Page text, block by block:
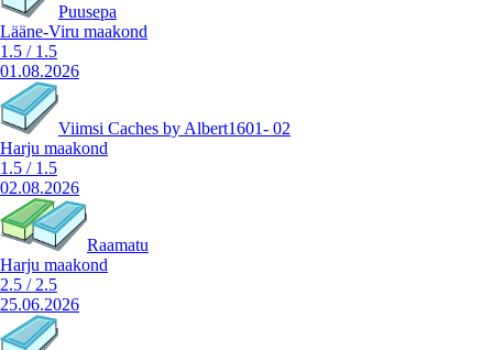
Puusepa
Lääne-Viru maakond
1.5 / 1.5
01.08.2026
Viimsi Caches by Albert1601- 02
Harju maakond
1.5 / 1.5
02.08.2026
Raamatu
Harju maakond
2.5 / 2.5
25.06.2026